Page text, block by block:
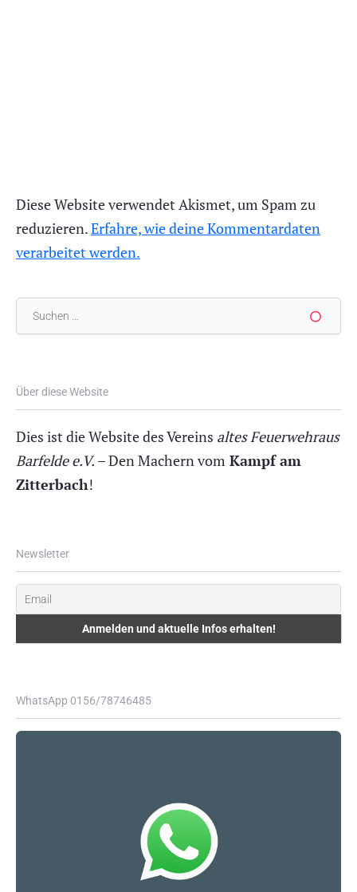
Diese Website verwendet Akismet, um Spam zu
reduzieren.Erfahre, wie deine Kommentardaten
verarbeitet werden.
Über diese Website
Dies ist die Website des Vereins altes Feuerwehraus
Barfelde e.V.– Den Machern vom Kampf am
Zitterbach!
Newsletter
WhatsApp 0156/78746485